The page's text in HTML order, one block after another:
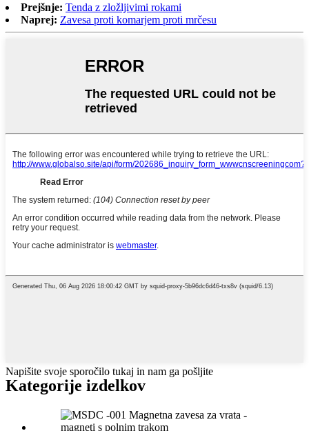
Prejšnje: Tenda z zložljivimi rokami
Naprej: Zavesa proti komarjem proti mrčesu
Napišite svoje sporočilo tukaj in nam ga pošljite
Kategorije izdelkov